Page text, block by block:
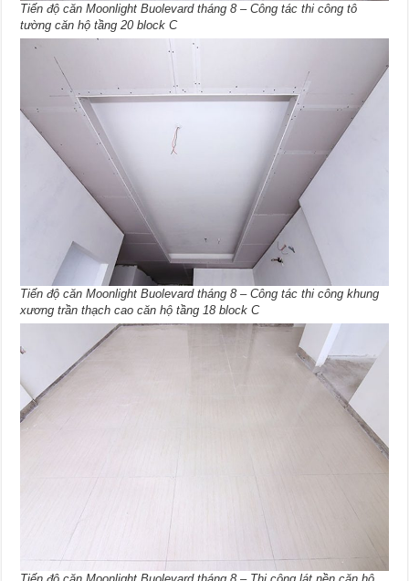
Tiến độ căn Moonlight Buolevard tháng 8 – Công tác thi công tô
tường căn hộ tầng 20 block C
Tiến độ căn Moonlight Buolevard tháng 8 – Công tác thi công khung
xương trần thạch cao căn hộ tầng 18 block C